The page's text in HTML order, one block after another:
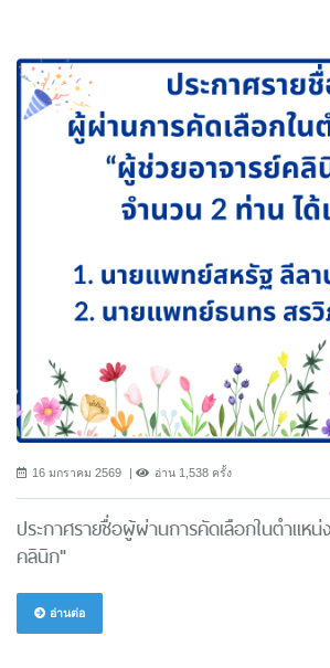
16 มกราคม 2569 อ่าน 1,538 ครั้ง
ประกาศรายชื่อผู้ผ่านการคัดเลือกในตำแห
คลินิก"
อ่านต่อ